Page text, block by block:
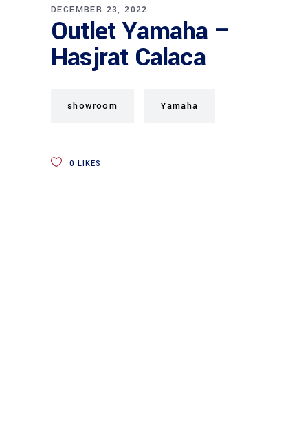
DECEMBER 23, 2022
Outlet Yamaha –
Hasjrat Calaca
showroom Yamaha
0 LIKES